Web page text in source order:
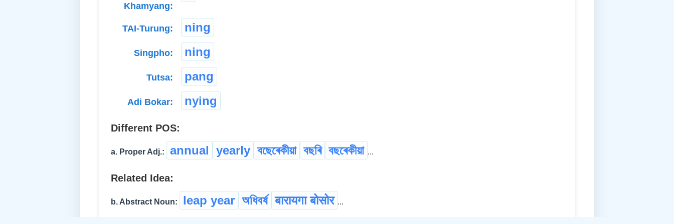
Khamyang:
TAI-Turung: ning
Singpho: ning
Tutsa: pang
Adi Bokar: nying
Different POS:
a. Proper Adj.: annual yearly বছেৰেকীয়া বছৰি বছৰেকীয়া ...
Related Idea:
b. Abstract Noun: leap year অধিবৰ্ষ बारायगा बोसोर ...